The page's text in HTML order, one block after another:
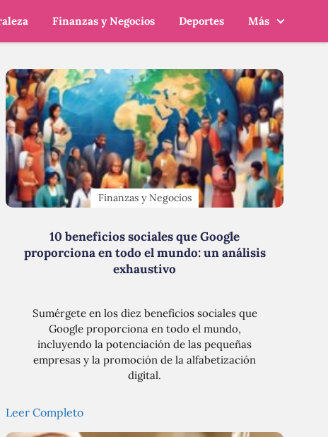
Finanzas y Negocios Deportes Más
Finanzas y Negocios
10 beneficios sociales que Google
proporciona en todo el mundo: un análisis
exhaustivo
Sumérgete en los diez beneficios sociales que
Google proporciona en todo el mundo,
incluyendo la potenciación de las pequeñas
empresas y la promoción de la alfabetización
digital.
Leer Completo